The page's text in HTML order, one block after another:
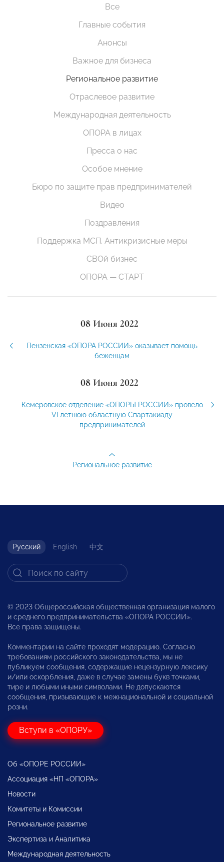
Все
Главные события
Анонсы
Важное для бизнеса
Региональное развитие
Отраслевое развитие
Международная деятельность
ОПОРА в лицах
Пресса о нас
Особое мнение
Бюро по защите прав предпринимателей
Видео
Поздравления
Поддержка МСП. Антикризисные меры
СВОй бизнес
ОПОРА — СТАРТ
08 Июня 2022
Пензенская «ОПОРА РОССИИ» оказывает помощь
беженцам
08 Июня 2022
Кемеровское отделение «ОПОРЫ РОССИИ» провело
VI летнюю областную Спартакиаду
предпринимателей
Региональное развитие
Русский English 中文
© 2023 Общероссийская общественная организация малого
и среднего предпринимательства «ОПОРА РОССИИ».
Все права защищены.
Комментарии на сайте проходят модерацию. Согласно
требованиям российского законодательства, мы не
публикуем сообщения, содержащие нецензурную лексику
и/или оскорбления, даже в случае замены букв точками,
тире и любыми иными символами. Не допускаются
сообщения, призывающие к межнациональной и социальной
розни.
Вступи в «ОПОРУ»
Об «ОПОРЕ РОССИИ»
Ассоциация «НП «ОПОРА»
Новости
Комитеты и Комиссии
Региональное развитие
Экспертиза и Аналитика
Международная деятельность